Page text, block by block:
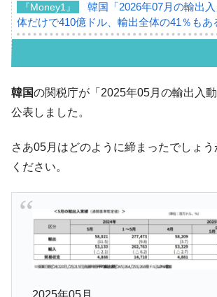
『Money1』
韓国「2026年07月の輸出
体だけで410億ドル、輸出全体の41％もあ
『Money1』
【韓国の外貨準備】2026年
ル。外平債の発行「19.4億ドル」
『Money1』
言。
『Money1』
『Money1』
『韓国銀行』が「金の保
す」⇒「金を経由するドル入手」手段で
ル」まで拡大 ⇒ 海外資金の動きに強く左
韓国の関税庁が「2025年05月の輸出入
公表しました。
さあ05月はどのように締まったでしょ
ください。